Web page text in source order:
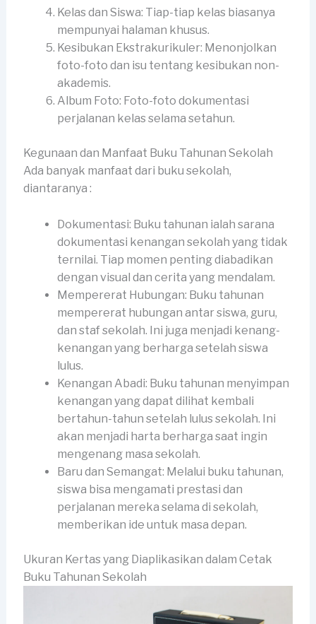
Kelas dan Siswa: Tiap-tiap kelas biasanya
mempunyai halaman khusus.
Kesibukan Ekstrakurikuler: Menonjolkan
foto-foto dan isu tentang kesibukan non-
akademis.
Album Foto: Foto-foto dokumentasi
perjalanan kelas selama setahun.
Kegunaan dan Manfaat Buku Tahunan Sekolah
Ada banyak manfaat dari buku sekolah,
diantaranya :
Dokumentasi: Buku tahunan ialah sarana
dokumentasi kenangan sekolah yang tidak
ternilai. Tiap momen penting diabadikan
dengan visual dan cerita yang mendalam.
Mempererat Hubungan: Buku tahunan
mempererat hubungan antar siswa, guru,
dan staf sekolah. Ini juga menjadi kenang-
kenangan yang berharga setelah siswa
lulus.
Kenangan Abadi: Buku tahunan menyimpan
kenangan yang dapat dilihat kembali
bertahun-tahun setelah lulus sekolah. Ini
akan menjadi harta berharga saat ingin
mengenang masa sekolah.
Baru dan Semangat: Melalui buku tahunan,
siswa bisa mengamati prestasi dan
perjalanan mereka selama di sekolah,
memberikan ide untuk masa depan.
Ukuran Kertas yang Diaplikasikan dalam Cetak
Buku Tahunan Sekolah